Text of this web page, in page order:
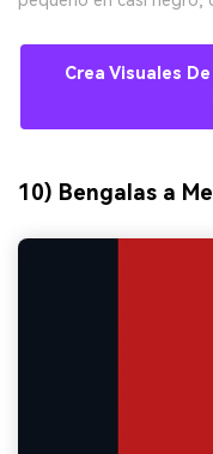
Crea Visuales
10) Bengalas a